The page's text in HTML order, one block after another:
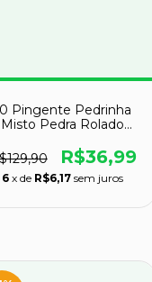
Pingente Pedrinha
Misto Pedra Rolado
R$36,99
6 x de R$6,17 sem juros